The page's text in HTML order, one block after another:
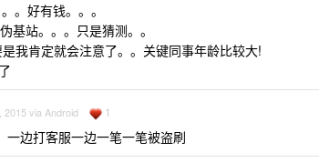
。好有钱。。。
基站。。。只是猜测。。
我肯定就会注意了。。关键同事年龄比较大!
2015 via Android 1
一边打客服一边一笔一笔被盗刷